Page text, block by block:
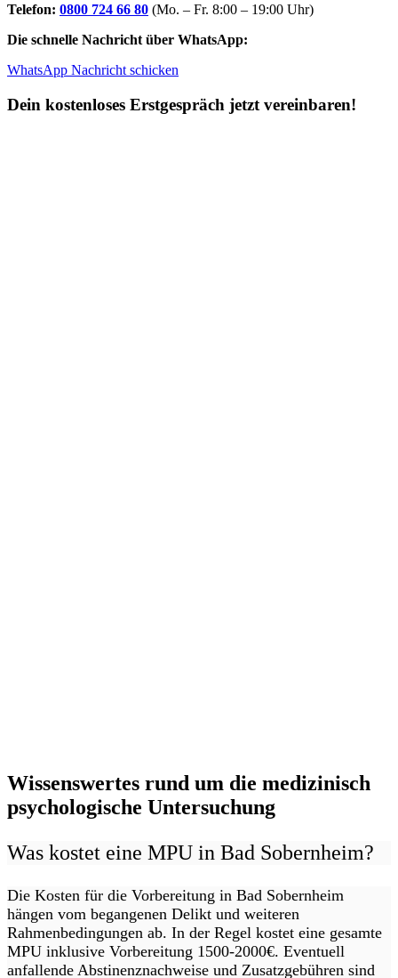
Telefon: 0800 724 66 80 (Mo. – Fr. 8:00 – 19:00 Uhr)
Die schnelle Nachricht über WhatsApp:
WhatsApp Nachricht schicken
Dein kostenloses Erstgespräch jetzt vereinbaren!
Wissenswertes rund um die medizinisch
psychologische Untersuchung
Was kostet eine MPU in Bad Sobernheim?
Die Kosten für die Vorbereitung in Bad Sobernheim
hängen vom begangenen Delikt und weiteren
Rahmenbedingungen ab. In der Regel kostet eine gesamte
MPU inklusive Vorbereitung 1500-2000€. Eventuell
anfallende Abstinenznachweise und Zusatzgebühren sind